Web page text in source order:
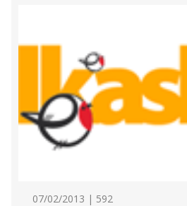
07/02/2013 | 592